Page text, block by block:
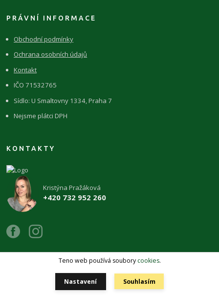
PRÁVNÍ INFORMACE
Obchodní podmínky
Ochrana osobních údajů
Kontakt
IČO 71532765
Sídlo: U Smaltovny 1334, Praha 7
Nejsme plátci DPH
KONTAKTY
Kristýna Pražáková
+420 732 952 260
Copyright 2026 © ŽIVÉKAMENY Kristýna Pražáková
Vytvořeno na
Teno web používá soubory cookies.
Nastavení
Souhlasím